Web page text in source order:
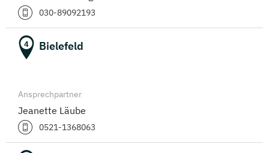
030-89092193
4 Bielefeld
Ansprechpartner
Jeanette Läube
0521-1368063